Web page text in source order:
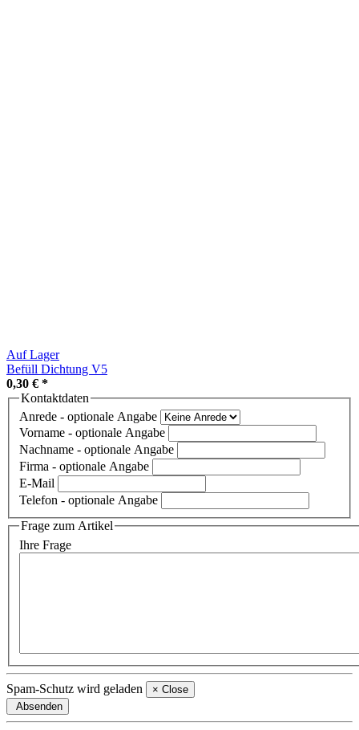
Auf Lager
Befüll Dichtung V5
0,30 € *
Kontaktdaten
Anrede - optionale Angabe
Vorname - optionale Angabe
Nachname - optionale Angabe
Firma - optionale Angabe
E-Mail
Telefon - optionale Angabe
Frage zum Artikel
Ihre Frage
Spam-Schutz wird geladen × Close
Absenden